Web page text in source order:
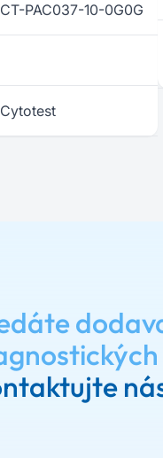
CT-PAC037-10-0G0G
Cytotest